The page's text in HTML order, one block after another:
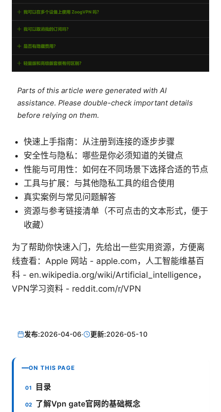
Parts of this article were generated with AI
assistance. Please double-check important details
before relying on them.
快速上手指南：从注册到连接的逐步步骤
安全性与隐私：哪些是你必须知道的关键点
性能与可用性：如何在不同场景下选择合适的节点
工具与扩展：与其他隐私工具的组合使用
真实案例与常见问题解答
资源与参考链接清单（不可点击的文本形式，便于
收藏）
为了帮助你快速入门，先给出一些实用资源，方便离
线查看：Apple 网站 - apple.com，人工智能维基百
科 - en.wikipedia.org/wiki/Artificial_intelligence，
VPN学习资料 - reddit.com/r/VPN
发布:2026-04-06· 更新:2026-05-10
ON THIS PAGE
目录
了解Vpn gate官网的基础概念